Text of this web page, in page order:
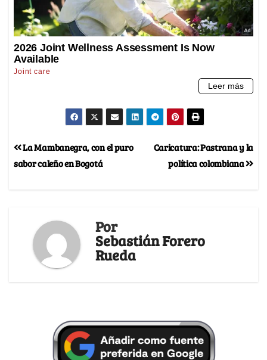
Caricatura: Pastrana y la
política colombiana
La Mambanegra, con el puro
sabor caleño en Bogotá
Por
Sebastián Forero
Rueda